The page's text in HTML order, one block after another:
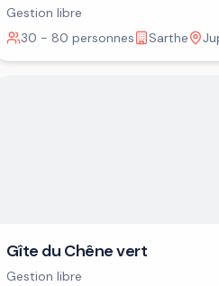
Gestion libre
30 - 80 personnes
Sarthe
Gîte du Chêne vert
Gestion libre